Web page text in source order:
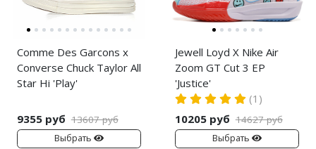
Comme Des Garcons x
Converse Chuck Taylor All
Star Hi 'Play'
9355 руб 13607 руб
Выбрать
Jewell Loyd X Nike Air
Zoom GT Cut 3 EP
'Justice'
(1)
10205 руб 14627 руб
Выбрать